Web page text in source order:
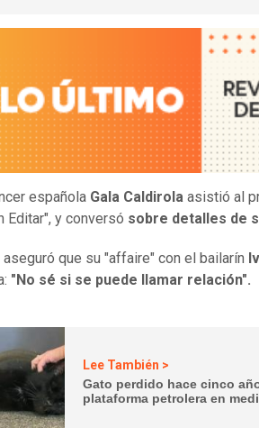
española Gala Caldirola asistió al
Editar", y conversó sobre detalles de
aseguró que su "affaire" con el bailarín
"No sé si se puede llamar relación".
Lee También >
Gato perdido hace cinco
plataforma petrolera en